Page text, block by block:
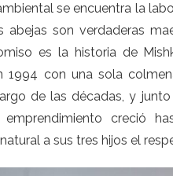
se encuentra la
abejas son verdaderas
es la historia de
1994 con una sola
de las décadas, y
creció
a sus tres hijos el